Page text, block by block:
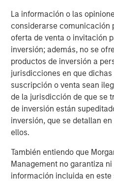
La información o las
considerarse comunicación
oferta de venta o invitación
inversión; además, no se
productos de inversión a
jurisdicciones en que
suscripción o venta sean
de la jurisdicción de que se
de inversión están
inversión, que se detallan
ellos.
También entiendo que
Management no garantiza
información incluida en
national accounts program,
expand our unified platform
and consistency our
This acquisition capped a
underscored the strength of
marked by successful
investment in resilient,
About Security 101
Security101 is a leading
integration services across
healthcare, education,